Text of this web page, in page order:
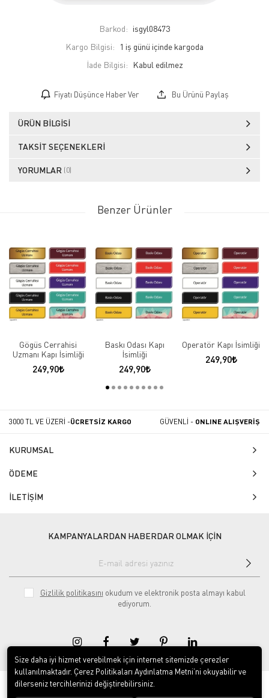
Barkod: isgyl08473
Kargo Bilgisi:
1 iş günü içinde kargoda
İade Bilgisi:
Fiyatı Düşünce Haber Ver Bu Ürünü Paylaş
ÜRÜN BILGISI
TAKSIT SEÇENEKLERI
YORUMLAR (0)
Benzer Ürünler
Gögüs Cerrahisi
Uzmanı Kapı İsimliği
249,90
Baskı Odası Kapı
İsimliği
249,90
Operatör Kapı İsimliği
249,90
3000 TL VE ÜZERİ -ÜCRETSİZ KARGO GÜVENLİ - ONLINE ALIŞVERİŞ
KURUMSAL
ÖDEME
İLETİŞİM
KAMPANYALARDAN HABERDAR OLMAK İÇİN
Gizlilik politikasını okudum ve elektronik posta almayı kabul
ediyorum.
© 2020Isg Tabelam. Tüm hakları saklıdır.
Size daha iyi hizmet verebilmek için internet sitemizde çerezler
kullanılmaktadır. Çerez Politikaları Aydınlatma Metni’ni okuyabilir ve
dilerseniz tercihlerinizi değiştirebilirsiniz.